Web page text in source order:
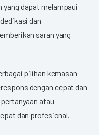
yang dapat melampaui
dan
saran yang
pilihan kemasan
dengan cepat dan
atau
dan profesional.